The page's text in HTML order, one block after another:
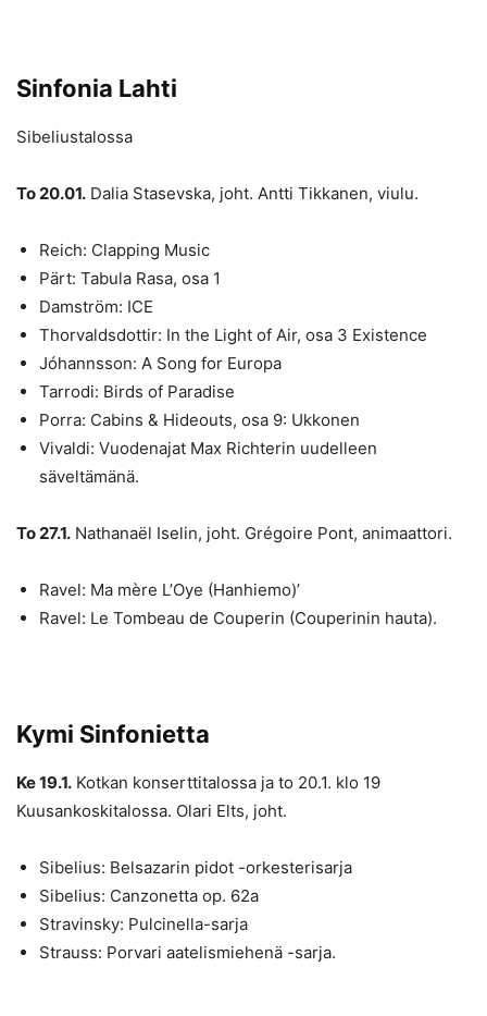
Sinfonia Lahti
Sibeliustalossa
To 20.01. Dalia Stasevska, joht. Antti Tikkanen, viulu.
Reich: Clapping Music
Pärt: Tabula Rasa, osa 1
Damström: ICE
Thorvaldsdottir: In the Light of Air, osa 3 Existence
Jóhannsson: A Song for Europa
Tarrodi: Birds of Paradise
Porra: Cabins & Hideouts, osa 9: Ukkonen
Vivaldi: Vuodenajat Max Richterin uudelleen
säveltämänä.
To 27.1. Nathanaël Iselin, joht. Grégoire Pont, animaattori.
Ravel: Ma mère L’Oye (Hanhiemo)’
Ravel: Le Tombeau de Couperin (Couperinin hauta).
Kymi Sinfonietta
Ke 19.1. Kotkan konserttitalossa ja to 20.1. klo 19
Kuusankoskitalossa. Olari Elts, joht.
Sibelius: Belsazarin pidot -orkesterisarja
Sibelius: Canzonetta op. 62a
Stravinsky: Pulcinella-sarja
Strauss: Porvari aatelismiehenä -sarja.